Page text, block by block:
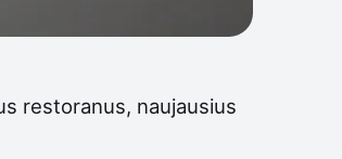
restoranus, naujausius